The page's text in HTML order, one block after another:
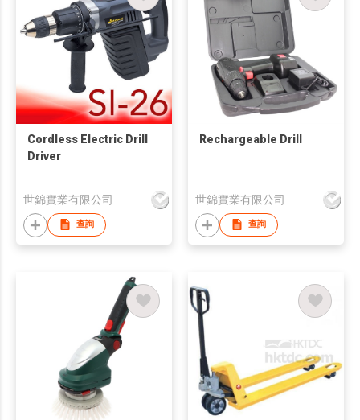
Cordless Electric Drill
Driver
世錦實業有限公司
查詢
Rechargeable Drill
世錦實業有限公司
查詢